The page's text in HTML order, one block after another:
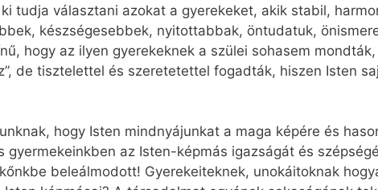
tudja választani azokat a gyerekeket, akik stabil,
készségesebbek, nyitottabbak, öntudatuk,
hogy az ilyen gyerekeknek a szülei sohasem mondták,
de tisztelettel és szeretetettel fogadták, hiszen Isten
hogy Isten mindnyájunkat a maga képére és
az Isten-képmás igazságát és
beleálmodott! Gyerekeiteknek, unokáitoknak